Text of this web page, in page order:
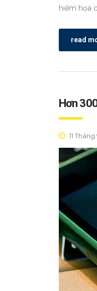
hiểm họa
read
Hơn
11 Tháng